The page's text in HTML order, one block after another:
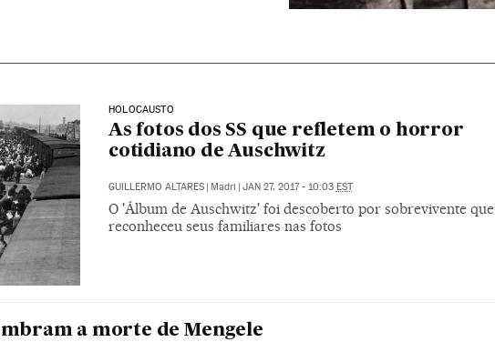
HOLOCAUSTO
As fotos dos SS que refletem o horror
cotidiano de Auschwitz
GUILLERMO ALTARES | Madri | JAN 27, 2017 - 10:03 EST
O 'Álbum de Auschwitz' foi descoberto por sobrevivente que
reconheceu seus familiares nas fotos
a morte de Mengele